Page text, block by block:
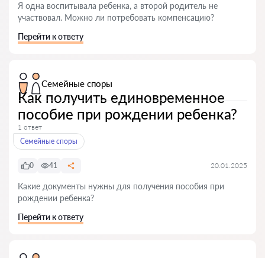
Я одна воспитывала ребенка, а второй родитель не
участвовал. Можно ли потребовать компенсацию?
Перейти к ответу
Семейные споры
Как получить единовременное
пособие при рождении ребенка?
1 ответ
Семейные споры
0 41 20.01.2025
Какие документы нужны для получения пособия при
рождении ребенка?
Перейти к ответу